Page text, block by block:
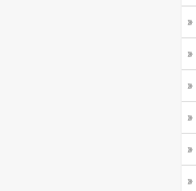
»
»
»
»
»
»